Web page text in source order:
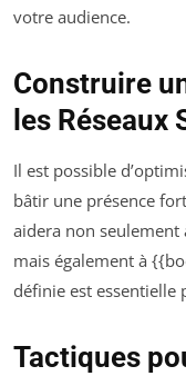
votre audience.
Construire
les Réseaux
Il est possible
bâtir une présence
aidera non
mais également à
définie est essentielle
Tactiques